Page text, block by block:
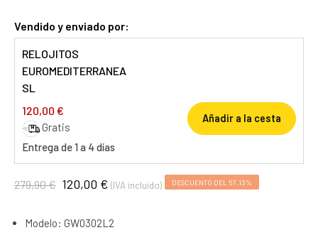
Vendido y enviado por:
RELOJITOS
EUROMEDITERRANEA
SL
120,00 €
Gratis
Entrega de 1 a 4 días
Añadir a la cesta
279,90 € 120,00 € (IVA incluido) DESCUENTO DEL 57,13%
Modelo: GW0302L2